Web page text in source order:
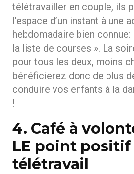
télétravailler en couple, ils
l’espace d’un instant à une
hebdomadaire bien
la liste de courses ». La
pour tous les deux, moins
bénéficierez donc de plus
conduire vos enfants à la
!
4. Café à
LE point positif
télétravail